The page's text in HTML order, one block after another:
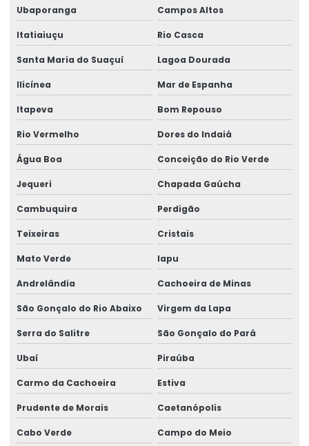
Ubaporanga Campos Altos
Itatiaiuçu Rio Casca
Santa Maria do Suaçuí Lagoa Dourada
Ilicínea Mar de Espanha
Itapeva Bom Repouso
Rio Vermelho Dores do Indaiá
Água Boa Conceição do Rio Verde
Jequeri Chapada Gaúcha
Cambuquira Perdigão
Teixeiras Cristais
Mato Verde Iapu
Andrelândia Cachoeira de Minas
São Gonçalo do Rio Abaixo Virgem da Lapa
Serra do Salitre São Gonçalo do Pará
Ubaí Piraúba
Carmo da Cachoeira Estiva
Prudente de Morais Caetanópolis
Cabo Verde Campo do Meio